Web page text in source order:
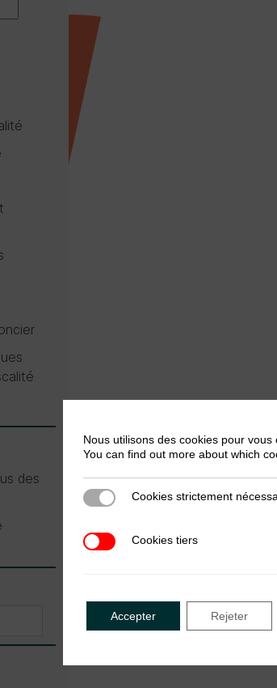
des
Nous utilisons des cookies pour
You can find out more about which
Cookies strictement nécessaires
Cookies strictement
Cookies tiersCookies tiers
Accepter Rejeter